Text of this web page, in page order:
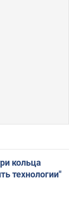
кольца
технологии"